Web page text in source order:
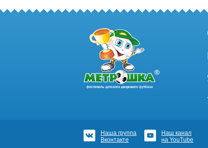
Наша группа
Вконтакте
Наш канал
на YouTube